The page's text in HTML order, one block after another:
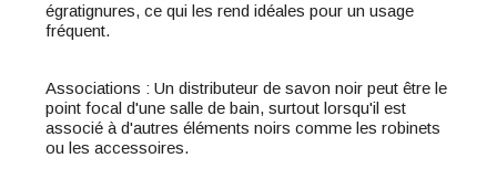
égratignures, ce qui les rend idéales pour un usage
fréquent.
Associations : Un distributeur de savon noir peut être le
point focal d'une salle de bain, surtout lorsqu'il est
associé à d'autres éléments noirs comme les robinets
ou les accessoires.